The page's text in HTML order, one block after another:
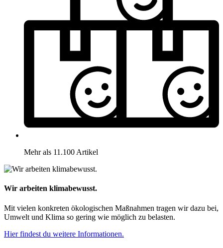
Mehr als 11.100 Artikel
Wir arbeiten klimabewusst.
Mit vielen konkreten ökologischen Maßnahmen tragen wir dazu bei,
Umwelt und Klima so gering wie möglich zu belasten.
Hier findest du weitere Informationen.